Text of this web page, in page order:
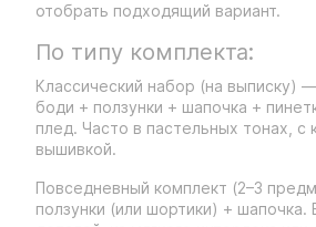
отобрать подходящий вариант.
По типу комплекта:
Классический набор (на выписку)
боди + ползунки + шапочка +
плед. Часто в пастельных тонах, с
вышивкой.
Повседневный комплект (2–3
ползунки (или шортики) + шапочка.